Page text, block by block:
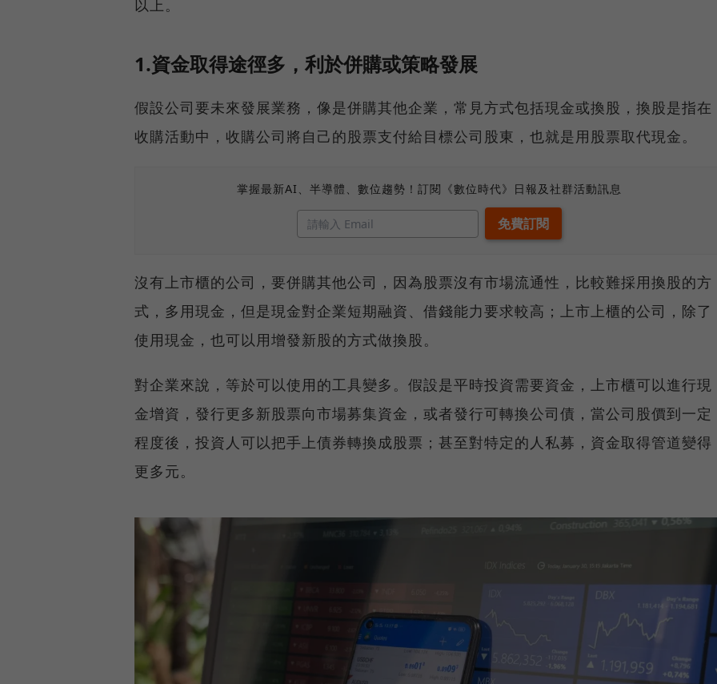
以上。
1.資金取得途徑多，利於併購或策略發展
假設公司要未來發展業務，像是併購其他企業，常見方式包括現金或換股，換股是指在
收購活動中，收購公司將自己的股票支付給目標公司股東，也就是用股票取代現金。
掌握最新AI、半導體、數位趨勢！訂閱《數位時代》日報及社群活動訊息
沒有上市櫃的公司，要併購其他公司，因為股票沒有市場流通性，比較難採用換股的方
式，多用現金，但是現金對企業短期融資、借錢能力要求較高；上市上櫃的公司，除了
使用現金，也可以用增發新股的方式做換股。
對企業來說，等於可以使用的工具變多。假設是平時投資需要資金，上市櫃可以進行現
金增資，發行更多新股票向市場募集資金，或者發行可轉換公司債，當公司股價到一定
程度後，投資人可以把手上債券轉換成股票；甚至對特定的人私募，資金取得管道變得
更多元。